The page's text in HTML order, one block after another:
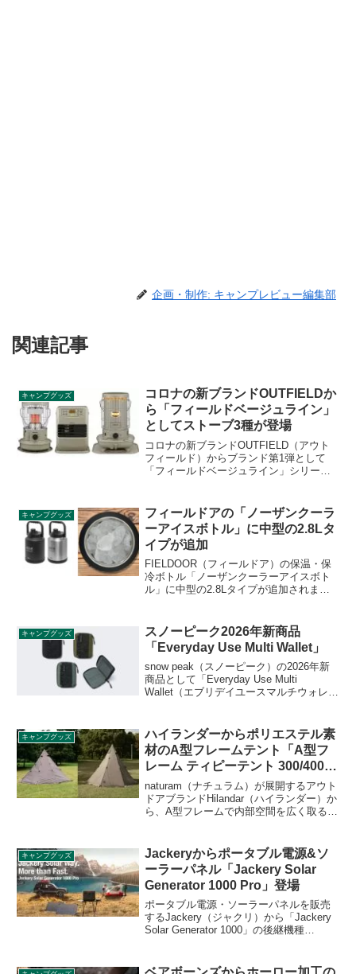
企画・制作: キャンプレビュー編集部
関連記事
キャンプグッズ
コロナの新ブランドOUTFIELDか
ら「フィールドベージュライン」
としてストーブ3種が登場
コロナの新ブランドOUTFIELD（アウト
フィールド）からブランド第1弾として
「フィールドベージュライン」シリーズ
ァンヒーター（FH-CPF25）、対流形スト
ーブ（SL-F510）の3種です。詳細をレビ
ューします。
キャンプグッズ
フィールドアの「ノーザンクーラ
ーアイスボトル」に中型の2.8Lタ
イプが追加
FIELDOOR（フィールドア）の保温・保
冷ボトル「ノーザンクーラーアイスボト
ル」に中型の2.8Lタイプが追加されまし
かい飲み物を長時間楽しむことができま
す。詳細をレビューします。
キャンプグッズ
スノーピーク2026年新商品
「Everyday Use Multi Wallet」
snow peak（スノーピーク）の2026年新
商品として「Everyday Use Multi
Wallet（エブリデイユースマルチウォレッ
地には水をはじきやすい加工を施したナ
イロン素材を使用し、ファスナーでスム
ーズに開閉できます。詳細をレビューし
ます。
キャンプグッズ
ハイランダーからポリエステル素
材のA型フレームテント「A型フ
レーム ティピーテント 300/400」
登場
naturam（ナチュラム）が展開するアウト
ドアブランドHilandar（ハイランダー）か
ら、A型フレームで内部空間を広く取るこ
登場します。詳細をレビューします。
キャンプグッズ
Jackeryからポータブル電源&ソ
ーラーパネル「Jackery Solar
Generator 1000 Pro」登場
ポータブル電源・ソーラーパネルを販売
するJackery（ジャクリ）から「Jackery
Solar Generator 1000」の後継機種
約の受付が始まっています。詳細をレビ